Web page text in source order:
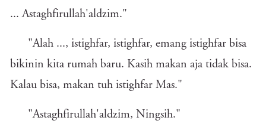
... Astaghfirullah'aldzim."
"Alah ..., istighfar, istighfar, emang istighfar bisa
bikinin kita rumah baru. Kasih makan aja tidak bisa.
Kalau bisa, makan tuh istighfar Mas."
"Astaghfirullah'aldzim, Ningsih."